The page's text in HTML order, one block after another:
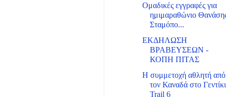
Ομαδικές εγγραφές για
ημιμαραθώνιο
Σταμόπο...
ΕΚΔΗΛΩΣΗ
ΒΡΑΒΕΥΣΕΩΝ -
ΚΟΠΗ ΠΙΤΑΣ
Η συμμετοχή αθλητή από
τον Καναδά στο Γεντίκι
Trail 6